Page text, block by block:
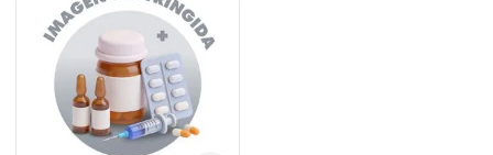
. bioderma
. panolini
pediasure
10.desodorante